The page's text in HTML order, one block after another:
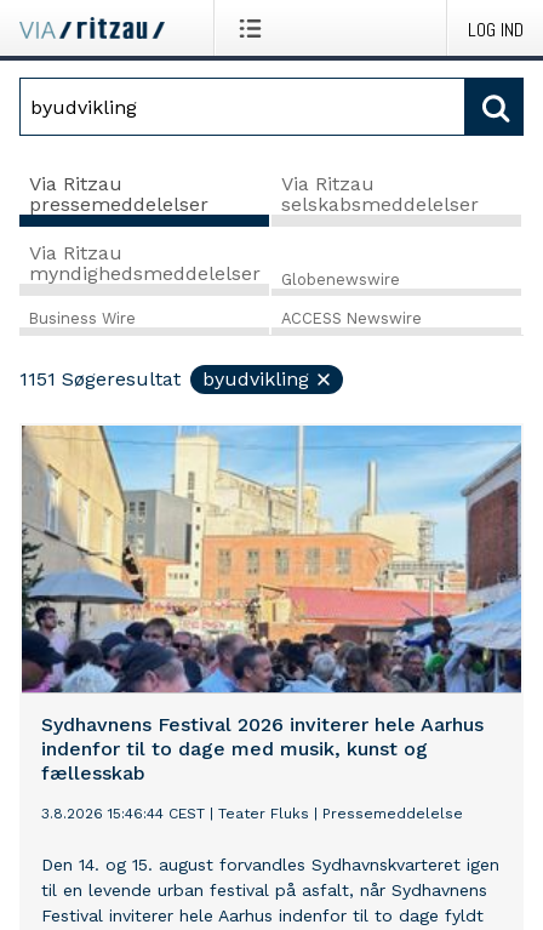
LOG IND
Via Ritzau
pressemeddelelser
Via Ritzau
selskabsmeddelelser
Via Ritzau
myndighedsmeddelelser
Globenewswire
Business Wire ACCESS Newswire
1151 Søgeresultat byudvikling
Sydhavnens Festival 2026 inviterer hele Aarhus
indenfor til to dage med musik, kunst og
fællesskab
3.8.2026 15:46:44 CEST Teater Fluks Pressemeddelelse
Den 14. og 15. august forvandles Sydhavnskvarteret igen
til en levende urban festival på asfalt, når Sydhavnens
Festival inviterer hele Aarhus indenfor til to dage fyldt